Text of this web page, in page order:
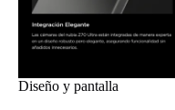
Diseño y pantalla